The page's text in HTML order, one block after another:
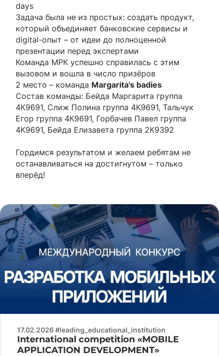
days
Задача была не из простых: создать продукт,
который объединяет банковские сервисы и
digital-опыт – от идеи до полноценной
презентации перед экспертами
Команда МРК успешно справилась с этим
вызовом и вошла в число призёров
2 место – команда Margarita's badies
Состав команды: Бейда Маргарита группа
4К9691, Слиж Полина группа 4К9691, Тальчук
Егор группа 4К9691, Горбачев Павел группа
4К9691, Бейда Елизавета группа 2К9392
Гордимся результатом и желаем ребятам не
останавливаться на достигнутом – только
вперёд!
17.02.2026 #leading_educational_institution
International competition «MOBILE
APPLICATION DEVELOPMENT»